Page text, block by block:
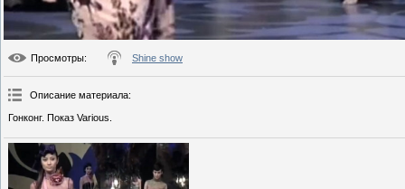
Просмотры: Shine show
Описание материала:
Гонконг. Показ Various.